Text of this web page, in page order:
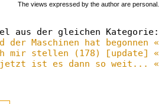
The views expressed by the author are personal.
aus der gleichen Kategorie:
der Maschinen hat begonnen «
mir stellen (178) [update] «
jetzt ist es dann so weit... «